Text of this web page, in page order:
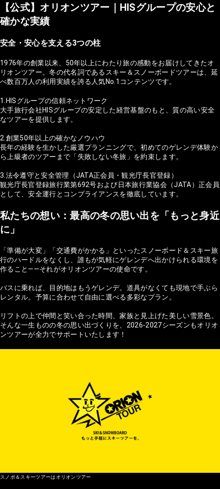
【公式】オリオンツアー｜HISグループの安心と
確かな実績
安全・安心を支える3つの柱
1976年の創業以来、50年以上にわたり旅の感動をお届けしてきたオ
リオンツアー。冬の代名詞であるスキー＆スノーボードツアーは、延
べ数百万人の利用実績を誇る人気No.1コンテンツです。
1.HISグループの信頼ネットワーク
大手旅行会社HISグループの安定した経営基盤のもと、質の高い安全
なツアーを提供します。
2.創業50年以上の確かなノウハウ
長年の経験を生かした厳選プランニングで、初めてのゲレンデ体験か
ら上級者のツアーまで「失敗しない冬旅」を約束します。
3.法令遵守と安全管理（JATA正会員・観光庁長官登録）
観光庁長官登録旅行業第692号および日本旅行業協会（JATA）正会員
として、安全運行とコンプライアンスを徹底しています。
私たちの想い：最高の冬の思い出を「もっと身近
に」
「準備が大変」「交通費がかかる」といったスノーボード＆スキー旅
行のハードルをなくし、誰もが気軽にゲレンデへ出かけられる環境を
作ること——それがオリオンツアーの使命です。
バスに乗れば、目的地はもうゲレンデ。道具がなくても現地で手ぶら
レンタル。予算に合わせて自由に選べる多彩なプラン。
リフトの上で仲間と笑い合った時間、家族と見上げた美しい雪景色。
そんな一生ものの冬の思い出づくりを、2026-2027シーズンもオリオ
ンツアーが全力でサポートいたします！
スノボ＆スキーツアーはオリオンツアー